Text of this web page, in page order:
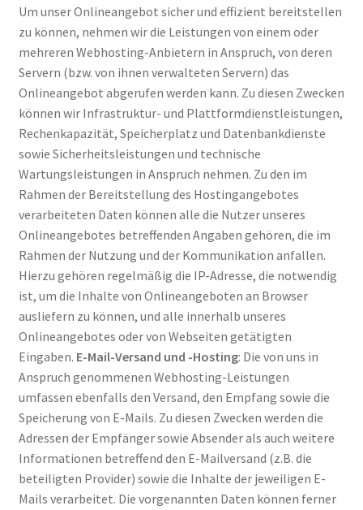
Um unser Onlineangebot sicher und effizient bereitstellen
zu können, nehmen wir die Leistungen von einem oder
mehreren Webhosting-Anbietern in Anspruch, von deren
Servern (bzw. von ihnen verwalteten Servern) das
Onlineangebot abgerufen werden kann. Zu diesen Zwecken
können wir Infrastruktur- und Plattformdienstleistungen,
Rechenkapazität, Speicherplatz und Datenbankdienste
sowie Sicherheitsleistungen und technische
Wartungsleistungen in Anspruch nehmen. Zu den im
Rahmen der Bereitstellung des Hostingangebotes
verarbeiteten Daten können alle die Nutzer unseres
Onlineangebotes betreffenden Angaben gehören, die im
Rahmen der Nutzung und der Kommunikation anfallen.
Hierzu gehören regelmäßig die IP-Adresse, die notwendig
ist, um die Inhalte von Onlineangeboten an Browser
ausliefern zu können, und alle innerhalb unseres
Onlineangebotes oder von Webseiten getätigten
Eingaben. E-Mail-Versand und -Hosting: Die von uns in
Anspruch genommenen Webhosting-Leistungen
umfassen ebenfalls den Versand, den Empfang sowie die
Speicherung von E-Mails. Zu diesen Zwecken werden die
Adressen der Empfänger sowie Absender als auch weitere
Informationen betreffend den E-Mailversand (z.B. die
beteiligten Provider) sowie die Inhalte der jeweiligen E-
Mails verarbeitet. Die vorgenannten Daten können ferner